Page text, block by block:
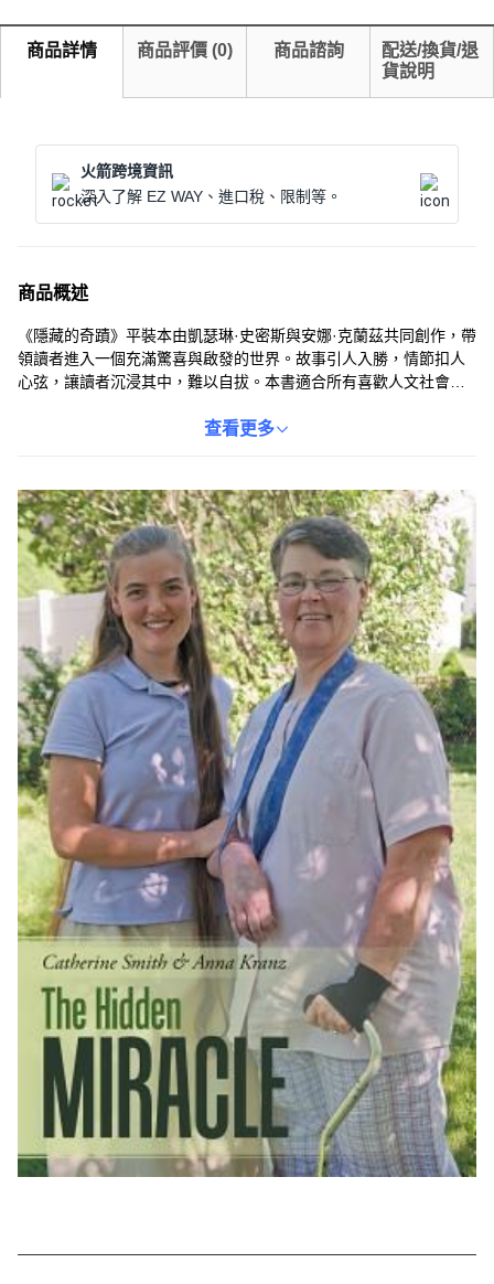
商品詳情 商品評價 (0) 商品諮詢
配送/換貨/退
貨說明
火箭跨境資訊
深入了解 EZ WAY、進口稅、限制等。
商品概述
《隱藏的奇蹟》平裝本由凱瑟琳·史密斯與安娜·克蘭茲共同創作，帶
領讀者進入一個充滿驚喜與啟發的世界。故事引人入勝，情節扣人
心弦，讓讀者沉浸其中，難以自拔。本書適合所有喜歡人文社會議
讀者將與書中角色一同成長，一同體驗生命的真諦。無論是通勤途
查看更多